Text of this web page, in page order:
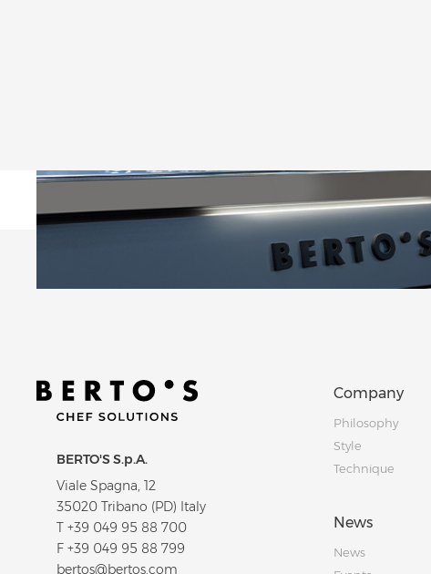
BERTO'S S.p.A.
Viale Spagna, 12
35020 Tribano (PD) Italy
T +39 049 95 88 700
F +39 049 95 88 799
bertos@bertos.com
Company
Philosophy
Style
Technique
News
News